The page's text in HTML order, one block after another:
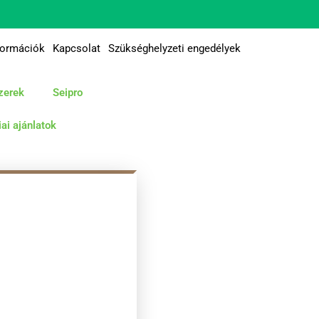
Kapcsolat Szükséghelyzeti engedélyek
Seipro
ajánlatok